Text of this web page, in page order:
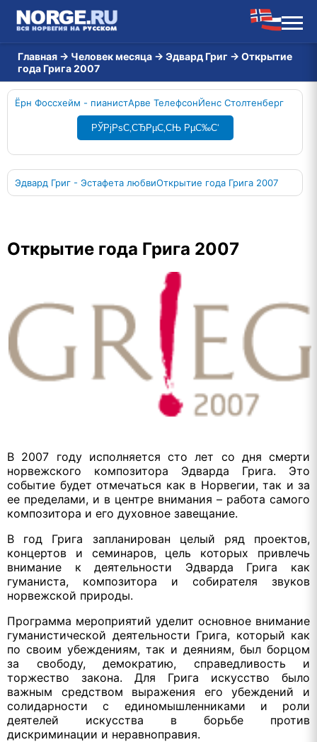
Главная → Человек месяца → Эдвард Григ → Открытие
года Грига 2007
Ёрн Фоссхейм - пианистАрве ТелефсонЙенс Столтенберг
РЎРјРѕС‚СЂРµС‚СЊ РµС‰С‘
Эдвард Григ - Эстафета любвиОткрытие года Грига 2007
Открытие года Грига 2007
В 2007 году исполняется сто лет со дня смерти
норвежского композитора Эдварда Грига. Это
событие будет отмечаться как в Норвегии, так и за
ее пределами, и в центре внимания – работа самого
композитора и его духовное завещание.
В год Грига запланирован целый ряд проектов,
концертов и семинаров, цель которых привлечь
внимание к деятельности Эдварда Грига как
гуманиста, композитора и собирателя звуков
норвежской природы.
Программа мероприятий уделит основное внимание
гуманистической деятельности Грига, который как
по своим убеждениям, так и деяниям, был борцом
за свободу, демократию, справедливость и
торжество закона. Для Грига искусство было
важным средством выражения его убеждений и
солидарности с единомышленниками и роли
деятелей искусства в борьбе против
дискриминации и неравноправия.